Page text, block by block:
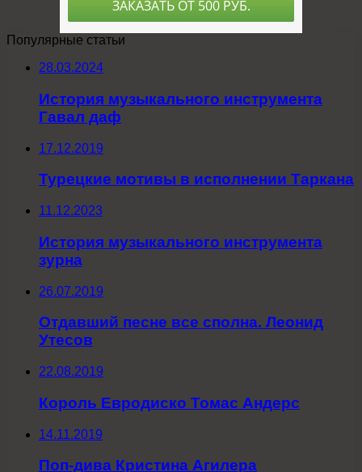
Популярные статьи
28.03.2024
История музыкального инструмента
Гавал даф
17.12.2019
Турецкие мотивы в исполнении Таркана
11.12.2023
История музыкального инструмента
зурна
26.07.2019
Отдавший песне все сполна. Леонид
Утесов
22.08.2019
Король Евродиско Томас Андерс
14.11.2019
Поп-дива Кристина Агилера